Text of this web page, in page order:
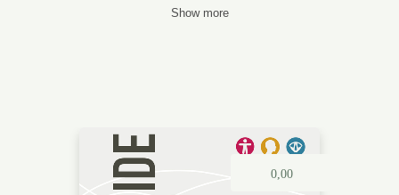
Show more
0,00
39,00€